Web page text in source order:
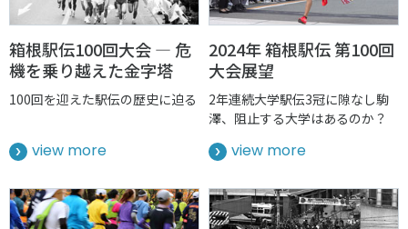
箱根駅伝100回大会 — 危
機を乗り越えた金字塔
100回を迎えた駅伝の歴史に迫る
view more
2024年 箱根駅伝 第100回
大会展望
2年連続大学駅伝3冠に隙なし駒
澤、阻止する大学はあるのか？
view more